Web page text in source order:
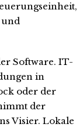
und
Software. IT-
in
oder der
der
Visier. Lokale